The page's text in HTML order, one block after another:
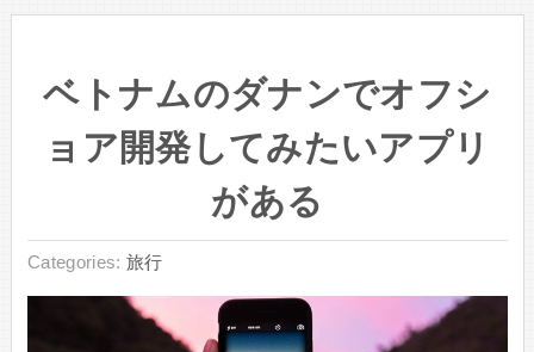
ベトナムのダナンでオフシ
ョア開発してみたいアプリ
がある
Categories: 旅行